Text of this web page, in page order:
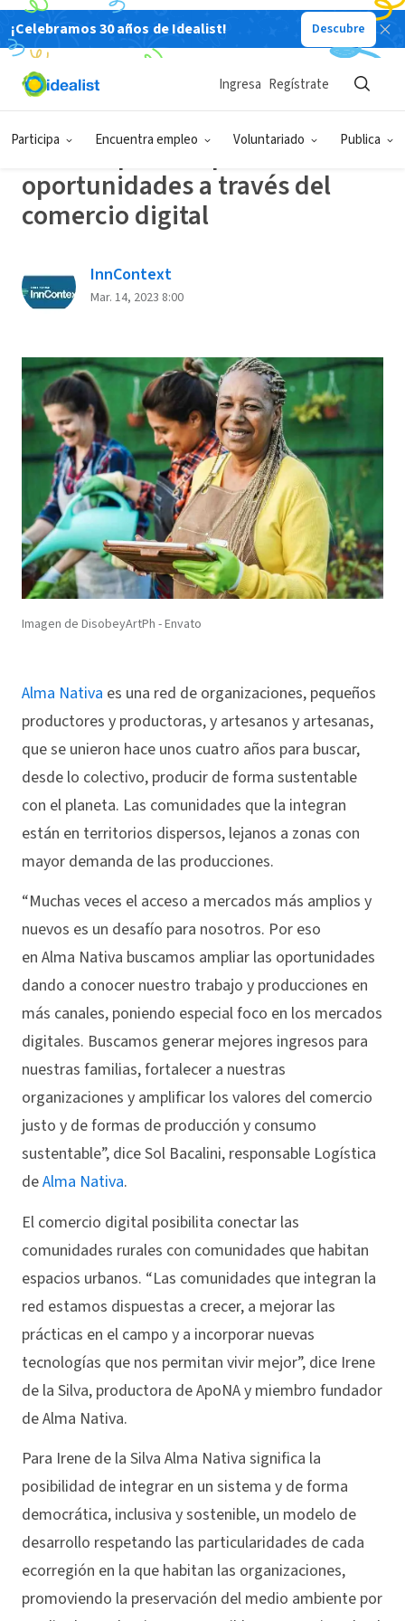
¡Celebramos 30 años de Idealist! Descubre
Participa Encuentra empleo Voluntariado Publica
Ingresa Regístrate
Back
Una red para ampliar
oportunidades a través del
comercio digital
InnContext
Mar. 14, 2023 8:00
Imagen de DisobeyArtPh - Envato
Alma Nativa es una red de organizaciones, pequeños
productores y productoras, y artesanos y artesanas,
que se unieron hace unos cuatro años para buscar,
desde lo colectivo, producir de forma sustentable
con el planeta. Las comunidades que la integran
están en territorios dispersos, lejanos a zonas con
mayor demanda de las producciones.
“Muchas veces el acceso a mercados más amplios y
nuevos es un desafío para nosotros. Por eso
en Alma Nativa buscamos ampliar las oportunidades
dando a conocer nuestro trabajo y producciones en
más canales, poniendo especial foco en los mercados
digitales. Buscamos generar mejores ingresos para
nuestras familias, fortalecer a nuestras
organizaciones y amplificar los valores del comercio
justo y de formas de producción y consumo
sustentable”, dice Sol Bacalini, responsable Logística
deAlma Nativa.
El comercio digital posibilita conectar las
comunidades rurales con comunidades que habitan
espacios urbanos. “Las comunidades que integran la
red estamos dispuestas a crecer, a mejorar las
prácticas en el campo y a incorporar nuevas
tecnologías que nos permitan vivir mejor”, dice Irene
de la Silva, productora de ApoNA y miembro fundador
de Alma Nativa.
Para Irene de la Silva Alma Nativa significa la
posibilidad de integrar en un sistema y de forma
democrática, inclusiva y sostenible, un modelo de
desarrollo respetando las particularidades de cada
ecorregión en la que habitan las organizaciones,
promoviendo la preservación del medio ambiente por